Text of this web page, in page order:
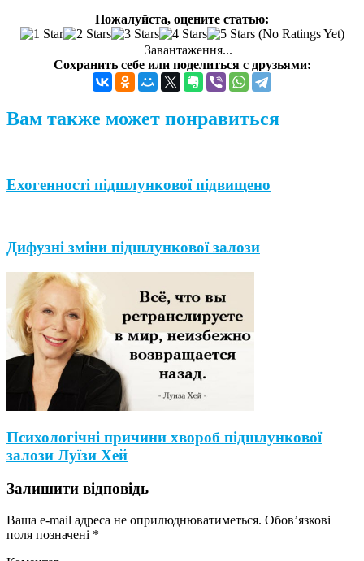
Пожалуйста, оцените статью:
(No Ratings Yet)
Завантаження...
Сохранить себе или поделиться с друзьями:
Вам также может понравиться
Ехогенності підшлункової підвищено
Дифузні зміни підшлункової залози
Психологічні причини хвороб підшлункової
залози Луїзи Хей
Залишити відповідь
Ваша e-mail адреса не оприлюднюватиметься. Обов’язкові
поля позначені *